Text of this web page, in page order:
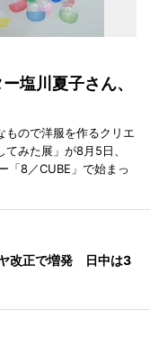
塩川夏子さん、
もので洋服を作るクリエ
みた展」が8月5日、
「8／CUBE」で始まっ
改正で増発 日中は3